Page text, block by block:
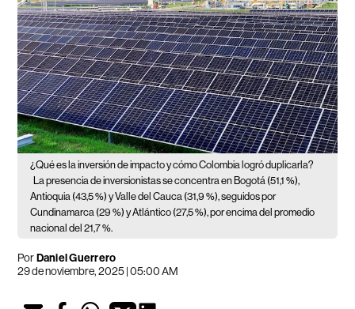
¿Qué es la inversión de impacto y cómo Colombia logró duplicarla?
La presencia de inversionistas se concentra en Bogotá (51,1 %),
Antioquia (43,5 %) y Valle del Cauca (31,9 %), seguidos por
Cundinamarca (29 %) y Atlántico (27,5 %), por encima del promedio
nacional del 21,7 %.
PorDaniel Guerrero
29 de noviembre, 2025 | 05:00 AM